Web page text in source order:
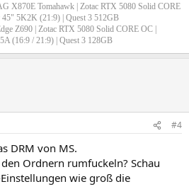
X870E Tomahawk | Zotac RTX 5080 Solid CORE
45" 5K2K (21:9) | Quest 3 512GB
Z690 | Zotac RTX 5080 Solid CORE OC |
(16:9 / 21:9) | Quest 3 128GB
#4
DRM von MS.
Ordnern rumfuckeln? Schau
wie groß die